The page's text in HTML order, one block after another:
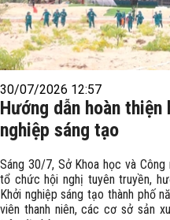
30/07/2026 12:57
Hướng dẫn hoàn
nghiệp sáng tạo
Sáng 30/7, Sở Khoa học và
tổ chức hội nghị tuyên truyền,
Khởi nghiệp sáng tạo thành phố
viên thanh niên, các cơ sở sản